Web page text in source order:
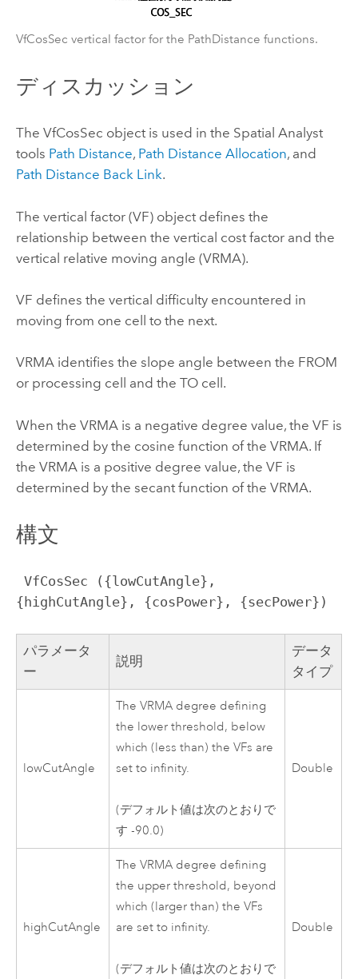
VfCosSec vertical factor for the PathDistance functions.
ディスカッション
The VfCosSec object is used in the Spatial Analyst
tools Path Distance, Path Distance Allocation, and
Path Distance Back Link.
The vertical factor (VF) object defines the
relationship between the vertical cost factor and the
vertical relative moving angle (VRMA).
VF defines the vertical difficulty encountered in
moving from one cell to the next.
VRMA identifies the slope angle between the FROM
or processing cell and the TO cell.
When the VRMA is a negative degree value, the VF is
determined by the cosine function of the VRMA. If
the VRMA is a positive degree value, the VF is
determined by the secant function of the VRMA.
構文
{highCutAngle}, {cosPower}, {secPower})
パラメータ
ー
説明
データ
タイプ
lowCutAngle
The VRMA degree defining
the lower threshold, below
which (less than) the VFs are
set to infinity.
(デフォルト値は次のとおりで
す -90.0)
Double
highCutAngle
The VRMA degree defining
the upper threshold, beyond
which (larger than) the VFs
are set to infinity.
(デフォルト値は次のとおりで
Double